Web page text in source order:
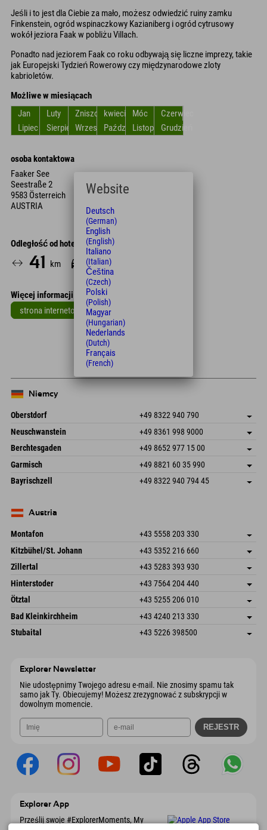
Jeśli i to jest dla Ciebie za mało, możesz odwiedzić ruiny zamku
Finkenstein, ogród wspinaczkowy Kazianiberg i ogród cytrusowy
wokół jeziora Faak w pobliżu Villach.
Ponadto nad jeziorem Faak co roku odbywają się liczne imprezy, takie
jak Europejski Tydzień Rowerowy czy międzynarodowe zloty
kabrioletów.
Możliwe w miesiącach
Jan
Luty ZniszczyćkwiecieńMóc
Czerwiec
Lipiec
Sierpień WrzesieńPaździernikListopadGrudzień
osoba kontaktowa
Faaker See
Seestraße 2
9583 Österreich
AUSTRIA
Odległość od hotelu
41 km 44
Więcej informacji
strona internetowa
Leaflet
Niemcy
Oberstdorf +49 8322 940 790
An der Breitach 3
87538 Fischen I. Allgäu
Niemcy
Zapisz adres
Informacje o przyjeździe
Książka
Neuschwanstein +49 8361 998 9000
An der Riese 45
87484 Nesselwang im Allgäu
Niemcy
Zapisz adres
Książka
Berchtesgaden +49 8652 977 15 00
Hofreitstr. 7
83471 Schönau am Königssee
Niemcy
Zapisz adres
Informacje o przyjeździe
Książka
Garmisch +49 8821 60 35 990
Frickenstraße 22
82490 Farchant
Zapisz adres
Bayrischzell +49 8322 940 794 45
NiemcyAustria
Montafon +43 5558 203 330
Dorfstr. 127b
6793 Gaschurn/Montafon
Austria
Zapisz adres
Informacje o przyjeździe
Książka
Kitzbühel/St. Johann +43 5352 216 660
Speckbacherstraße 87
Austria
Zapisz adres
Książka
Zillertal +43 5283 393 930
Schmiedau 2
6272 Kaltenbach im Zillertal
Austria
Zapisz adres
Informacje o przyjeździe
Książka
Hinterstoder +43 7564 204 440
Freizeitpark 10
Austria
Zapisz adres
Książka
Ötztal +43 5255 206 010
Gscheat 14
6441 Umhausen
Austria
Zapisz adres
Informacje o przyjeździe
Książka
Bad Kleinkirchheim +43 4240 213 330
Dorfstraße 24
Zapisz adres
Stubaital +43 5226 398500
Explorer Newsletter
Nie udostępnimy Twojego adresu e-mail. Nie znosimy spamu tak
samo jak Ty. Obiecujemy! Możesz zrezygnować z subskrypcji w
dowolnym momencie.
Explorer App
Prześlij swoje #ExplorerMoments, My
Website
Deutsch
(German)
English
(English)
Italiano
(Italian)
Čeština
(Czech)
Polski
(Polish)
Magyar
(Hungarian)
Nederlands
(Dutch)
Français
(French)